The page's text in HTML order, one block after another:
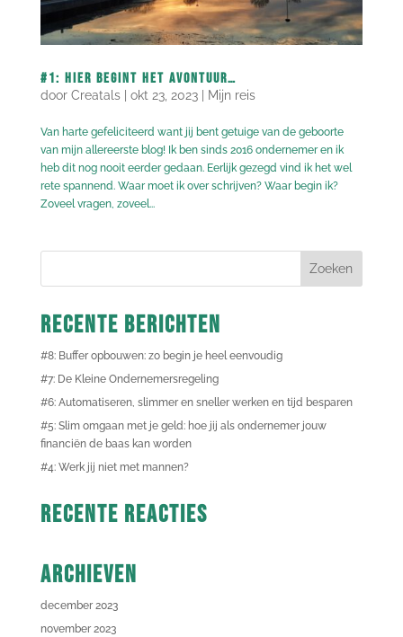
#1: Hier begint het avontuur…
door Creatals| okt 23, 2023| Mijn reis
Van harte gefeliciteerd want jij bent getuige van de geboorte
van mijn allereerste blog! Ik ben sinds 2016 ondernemer en ik
heb dit nog nooit eerder gedaan. Eerlijk gezegd vind ik het wel
rete spannend. Waar moet ik over schrijven? Waar begin ik?
Zoveel vragen, zoveel...
Recente berichten
#8: Buffer opbouwen: zo begin je heel eenvoudig
#7: De Kleine Ondernemersregeling
#6: Automatiseren, slimmer en sneller werken en tijd besparen
#5: Slim omgaan met je geld: hoe jij als ondernemer jouw
financiën de baas kan worden
#4: Werk jij niet met mannen?
Recente reacties
Archieven
december 2023
november 2023